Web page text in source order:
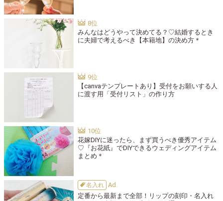
みんなはどうやって決めてる？♡結婚するとき
に夫婦で考えるべき【本籍地】の決め方＊
【canvaテンプレートあり】受付をお願いする人
に渡す用「受付リスト」の作り方
花嫁DIYに迷ったら、まず買うべき優秀アイテム
♡『お花紙』でDIYできるウェディングアイテム
まとめ＊
名入れ
定番から最新まで全部！リップの刻印・名入れ